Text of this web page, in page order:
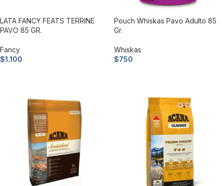
LATA FANCY FEATS TERRINE
PAVO 85 GR.
Fancy
$1.100
Pouch Whiskas Pavo Adulto 85
Gr.
Whiskas
$750